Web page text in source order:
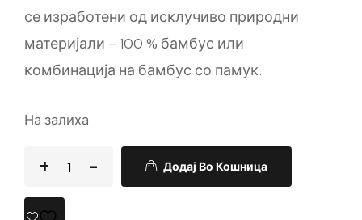
се изработени од исклучиво природни
материјали – 100 % бамбус или
комбинација на бамбус со памук.
На залиха
Додај Во Кошница